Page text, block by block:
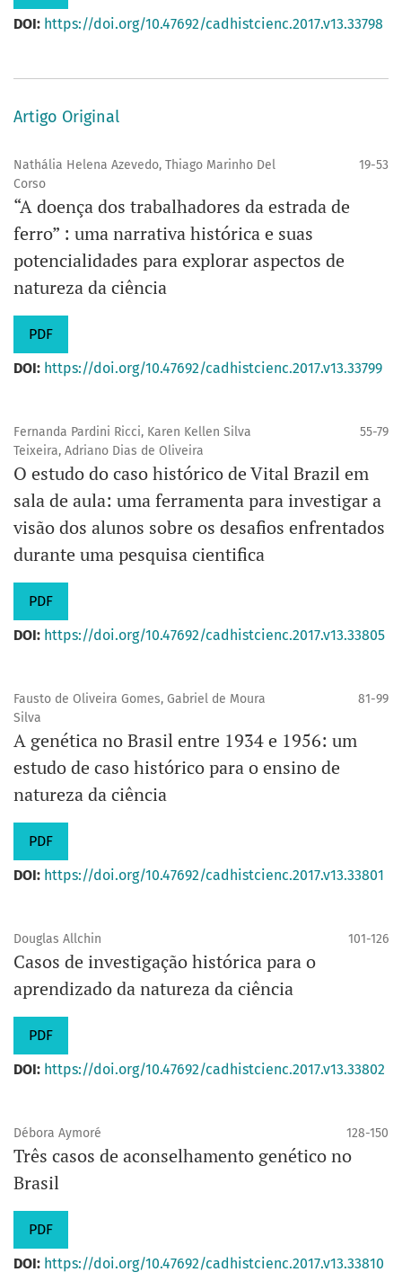
DOI: https://doi.org/10.47692/cadhistcienc.2017.v13.33798
Artigo Original
Nathália Helena Azevedo, Thiago Marinho Del
Corso
19-53
“A doença dos trabalhadores da estrada de
ferro” : uma narrativa histórica e suas
potencialidades para explorar aspectos de
natureza da ciência
PDF
DOI: https://doi.org/10.47692/cadhistcienc.2017.v13.33799
Fernanda Pardini Ricci, Karen Kellen Silva
Teixeira, Adriano Dias de Oliveira
55-79
O estudo do caso histórico de Vital Brazil em
sala de aula: uma ferramenta para investigar a
visão dos alunos sobre os desafios enfrentados
durante uma pesquisa cientifica
PDF
DOI: https://doi.org/10.47692/cadhistcienc.2017.v13.33805
Fausto de Oliveira Gomes, Gabriel de Moura
Silva
81-99
A genética no Brasil entre 1934 e 1956: um
estudo de caso histórico para o ensino de
natureza da ciência
PDF
DOI: https://doi.org/10.47692/cadhistcienc.2017.v13.33801
Douglas Allchin 101-126
Casos de investigação histórica para o
aprendizado da natureza da ciência
PDF
DOI: https://doi.org/10.47692/cadhistcienc.2017.v13.33802
Débora Aymoré 128-150
Três casos de aconselhamento genético no
Brasil
PDF
DOI: https://doi.org/10.47692/cadhistcienc.2017.v13.33810